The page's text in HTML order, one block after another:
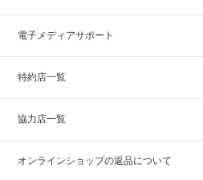
電子メディアサポート
特約店一覧
協力店一覧
オンラインショップの返品について